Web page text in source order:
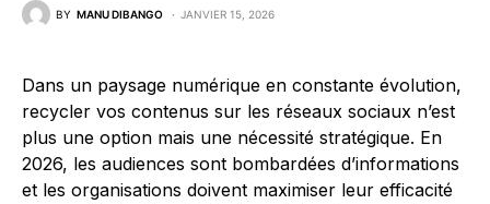
BY MANU DIBANGO JANVIER 15, 2026
Dans un paysage numérique en constante évolution,
recycler vos contenus sur les réseaux sociaux n’est
plus une option mais une nécessité stratégique. En
2026, les audiences sont bombardées d’informations
et les organisations doivent maximiser leur efficacité